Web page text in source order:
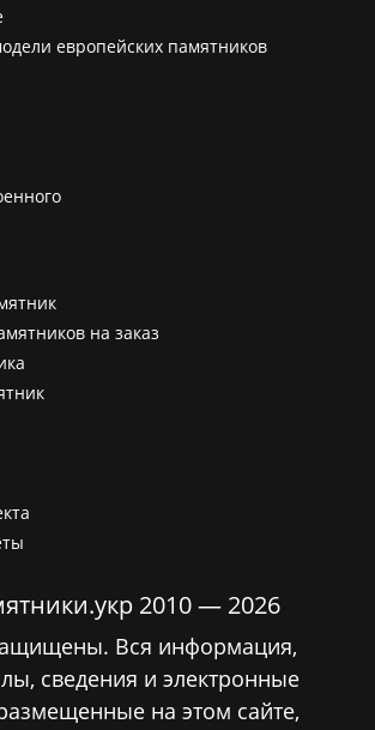
европейских памятников
на заказ
2010 — 2026
Вся информация,
сведения и электронные
на этом сайте,